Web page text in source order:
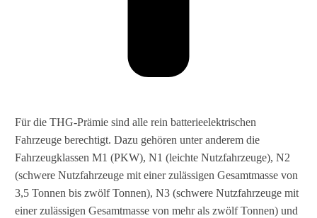
Für die THG-Prämie sind alle rein batterieelektrischen
Fahrzeuge berechtigt. Dazu gehören unter anderem die
Fahrzeugklassen M1 (PKW), N1 (leichte Nutzfahrzeuge), N2
(schwere Nutzfahrzeuge mit einer zulässigen Gesamtmasse von
3,5 Tonnen bis zwölf Tonnen), N3 (schwere Nutzfahrzeuge mit
einer zulässigen Gesamtmasse von mehr als zwölf Tonnen) und